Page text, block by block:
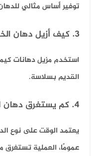
توفير أساس مثالي
3. كيف أزيل دهان الخشب القديم بسهولة؟
استخدم مزيل دهانات
القديم بسلاسة.
4. كم يستغرق دهان الخشب من وقت؟
يعتمد الوقت على نوع
عمومًا، العملية